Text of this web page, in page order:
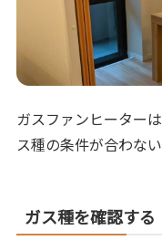
ガスファンヒーター
ス種の条件が合わな
ガス種を確認する